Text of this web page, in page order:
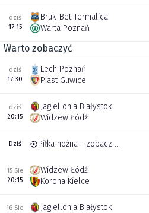
dziś
17:15
Bruk-Bet Termalica
Warta Poznań
Warto zobaczyć
dziś
17:30
Lech Poznań
Piast Gliwice
dziś
20:15
Jagiellonia Białystok
Widzew Łódź
Dziś Piłka nożna - zobacz inne transmisje
15 Sie
20:15
Widzew Łódź
Korona Kielce
16 Sie
Jagiellonia Białystok